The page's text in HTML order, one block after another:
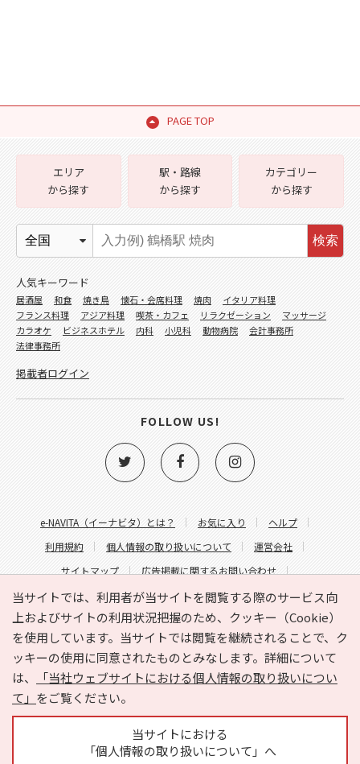
PAGE TOP
当サイトでは、利用者が当サイトを閲覧する際のサービス向
上およびサイトの利用状況把握のため、クッキー（Cookie）
を使用しています。当サイトでは閲覧を継続されることで、ク
ッキーの使用に同意されたものとみなします。詳細について
は、
「当社ウェブサイトにおける個人情報の取り扱いについ
て」 をご覧ください。
当サイトにおける
「個人情報の取り扱いについて」へ
e-NAVITA（イーナビタ）とは？ お気に入り
ヘルプ
利用規約
個人情報の取り扱いについて
運営会社
サイトマップ
広告掲載に関するお問い合わせ
サイトの内容に関するお問い合わせ
エリア
から探す
駅・路線
から探す
カテゴリー
から探す
検索
人気キーワード
居酒屋 和食 焼き鳥 懐石・会席料理 焼肉
イタリア料理
フランス料理
アジア料理 喫茶・カフェ リラクゼーション
マッサージ
カラオケ
ビジネスホテル 内科 小児科 動物病院
会計事務所
法律事務所
掲載者ログイン
FOLLOW US!
Copyright © HYOJITO.Co.,Ltd. All Rights Reserved.